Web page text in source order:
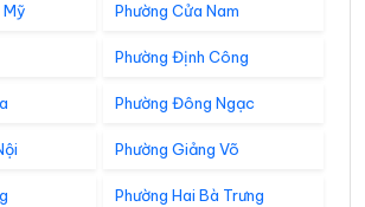
Mỹ Phường Cửa Nam
Phường Định Công
Phường Đông Ngạc
Phường Giảng Võ
Phường Hai Bà Trưng